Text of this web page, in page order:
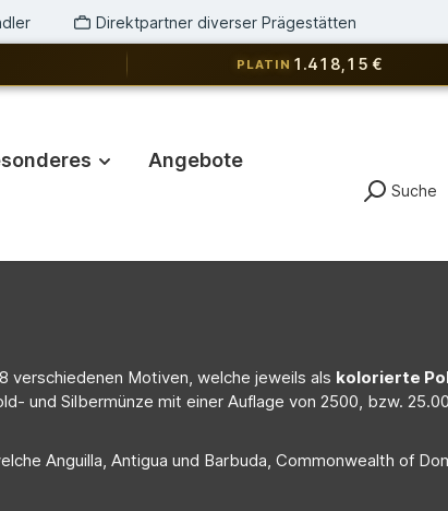
Direktpartner diverser Prägestätten
PLATIN 1.418,15 €
Angebote
Suche
verschiedenen Motiven, welche jeweils als kolorierte
und Silbermünze mit einer Auflage von 2500, bzw.
Anguilla, Antigua und Barbuda, Commonwealth of